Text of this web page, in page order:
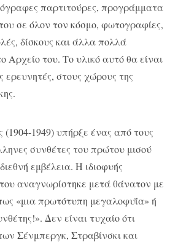
παρτιτούρες, προγράμματα
σε όλον τον κόσμο, φωτογραφίες,
δίσκους και άλλα πολλά
Αρχείο του. Το υλικό αυτό θα είναι
ερευνητές, στους χώρους της
1949) υπήρξε ένας από τους
συνθέτες του πρώτου μισού
εμβέλεια. Η ιδιοφυής
αναγνωρίστηκε μετά θάνατον με
«μια πρωτότυπη μεγαλοφυΐα» ή
Δεν είναι τυχαίο ότι
Σένμπεργκ, Στραβίνσκι και